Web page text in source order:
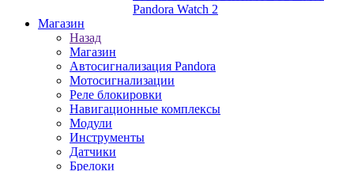
Pandora Watch 2
Магазин
Назад
Магазин
Автосигнализация Pandora
Мотосигнализации
Реле блокировки
Навигационные комплексы
Модули
Инструменты
Датчики
Брелоки